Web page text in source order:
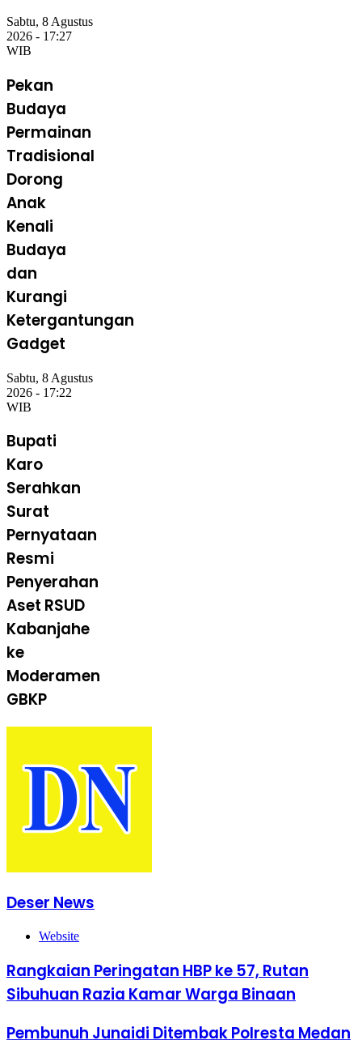
Sabtu, 8 Agustus
2026 - 17:27
WIB
Pekan
Budaya
Permainan
Tradisional
Dorong
Anak
Kenali
Budaya
dan
Kurangi
Ketergantungan
Gadget
Sabtu, 8 Agustus
2026 - 17:22
WIB
Bupati
Karo
Serahkan
Surat
Pernyataan
Resmi
Penyerahan
Aset RSUD
Kabanjahe
ke
Moderamen
GBKP
Deser News
Website
Rangkaian Peringatan HBP ke 57, Rutan
Sibuhuan Razia Kamar Warga Binaan
Pembunuh Junaidi Ditembak Polresta Medan